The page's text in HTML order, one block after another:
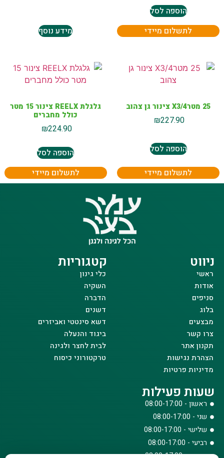
הוספה לסל
לתשלום מיידי
מידע נוסף
25 מטרX3/4 צינור גן צהוב
₪227.90
הוספה לסל
לתשלום מיידי
גלגלת REELX צינור 15 מטר
כולל מחברים
₪224.90
הוספה לסל
לתשלום מיידי
ניווט
ראשי
אודות
סניפים
בלוג
מבצעים
צרו קשר
תקנון אתר
הצהרת נגישות
מדיניות פרטיות
קטגוריות
כלי גינון
השקיה
הדברה
דשנים
דשא סינטטי ואביזרים
ביגוד והנעלה
לבית לחצר ולגינה
טרקטורוני כיסוח
שעות פעילות
ראשון - 08:00-17:00
שני - 08:00-17:00
שלישי - 08:00-17:00
רביעי - 08:00-17:00
חמישי - 08:00-17:00